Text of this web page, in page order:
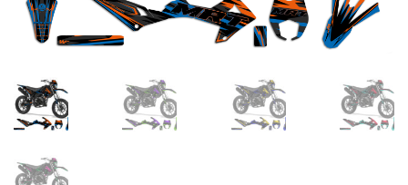
Updraft Central
Warenkorb
Widerrufsbelehrung
Wunschliste